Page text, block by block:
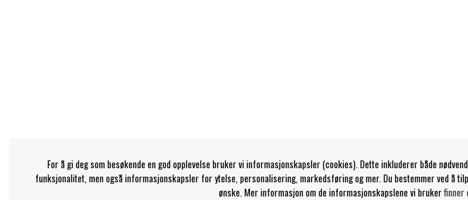
For å gi deg som besøkende en god opplevelse bruker vi informasjonskapsler (cookies). Dette inkluderer både
funksjonalitet, men også informasjonskapsler for ytelse, personalisering, markedsføring og mer. Du bestemmer ved å
ønske. Mer informasjon om de informasjonskapslene vi brukerfinner